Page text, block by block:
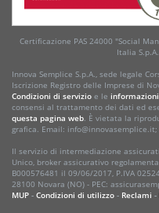
Certificazione PAS 24000 "Social
Italia
Innova Semplice S.p.A., sede legale
Iscrizione Registro delle Imprese di
Condizioni di servizio e le
consensi al trattamento dei dati ed
questa pagina web. È vietata la
grafica. Email:
Il servizio di intermediazione
Unico, broker assicurativo
B000576481 il 09/06/2017, P.IVA
28100 Novara (NO) - PEC:
MUP - Condizioni di utilizzo - Reclami -